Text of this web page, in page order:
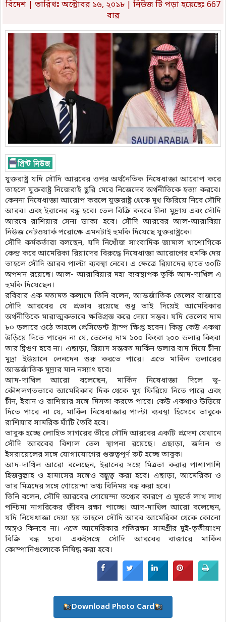
বিদেশ | তারিখঃ অক্টোবর ১৬, ২০১৮ | নিউজ টি পড়া হয়েছেঃ 667
বার
যুক্তরাষ্ট্র যদি সৌদি আরবের ওপর অর্থনৈতিক নিষেধাজ্ঞা আরোপ করে
তাহলে যুক্তরাষ্ট্র নিজেরাই ছুরি মেরে নিজেদের অর্থনীতিকে হত্যা করবে।
কেননা নিষেধাজ্ঞা আরোপ করলে যুক্তরাষ্ট্র থেকে মুখ ফিরিয়ে নিবে সৌদি
আরব। এবং ইরানের বন্ধু হবে। তেল বিক্রি করবে চীনা মুদ্রায় এবং সৌদি
আরবে রাশিয়ার সেনা ডাকা হবে। সৌদি আরবের আল-আরাবিয়া
নিউজ নেটওয়ার্ক পরোক্ষে এমনটাই হুমকি দিয়েছে যুক্তরাষ্ট্রকে।
সৌদি কর্মকর্তারা বলছেন, যদি নিখোঁজ সাংবাদিক জামাল খাশোগিকে
কেন্দ্র করে আমেরিকা রিয়াদের বিরুদ্ধে নিষেধাজ্ঞা আরোপের হুমকি দেয়
তাহলে সৌদি আরব পাল্টা ব্যবস্থা নেবে। এ ক্ষেত্রে রিয়াদের হাতে ৩০টি
অপশন রয়েছে। আল- আরাবিয়ার মহা ব্যবস্থাপক তুর্কি আদ-দাখিল এ
হুমকি দিয়েছেন।
রবিবার এক মতামত কলামে তিনি বলেন, আন্তর্জাতিক তেলের বাজারে
সৌদি আরবের যে প্রভাব রয়েছে শুধু তাই দিয়েই আমেরিকার
অর্থনীতিকে মারাত্মকভাবে ক্ষতিগ্রস্ত করে দেয়া সম্ভব। যদি তেলের দাম
৮০ ডলারে ওঠে তাহলে প্রেসিডেন্ট ট্রাম্প ক্ষিপ্ত হবেন। কিন্তু কেউ একথা
উড়িয়ে দিতে পারেন না যে, তেলের দাম ১০০ কিংবা ২০০ ডলার কিংবা
তার দ্বিগুণ হবে না। এছাড়া, রিয়াদ সম্ভবত মার্কিন ডলার বাদ দিয়ে চীনা
মুদ্রা ইউয়ানে লেনদেন শুরু করতে পারে। এতে মার্কিন ডলারের
আন্তর্জাতিক মুদ্রার মান নস্যাৎ হবে।
আদ-দাখিল আরো বলেছেন, মার্কিন নিষেধাজ্ঞা দিলে ভূ-
কৌশলগতভাবে আমেরিকার দিক থেকে মুখ ফিরিয়ে নিতে পারে এবং
চীন, ইরান ও রাশিয়ার সঙ্গে মিত্রতা করতে পারে। কেউ একথাও উড়িয়ে
দিতে পারে না যে, মার্কিন নিষেধাজ্ঞার পাল্টা ব্যবস্থা হিসেবে তাবুকে
রাশিয়ার সামরিক ঘাঁটি তৈরি হবে।
তাবুক হচ্ছে লোহিত সাগরের তীরে সৌদি আরবের একটি প্রদেশ যেখানে
সৌদি আরবের বিশাল তেল স্থাপনা রয়েছে। এছাড়া, জর্দান ও
ইসরায়েলের সঙ্গে যোগাযোগের গুরুত্বপূর্ণ রুট হচ্ছে তাবুক।
আদ-দাখিল আরো বলেছেন, ইরানের সঙ্গে মিত্রতা করার পাশাপাশি
হিজবুল্লাহ ও হামাসের সঙ্গেও বন্ধুত্ব করা হবে। এছাড়া, আমেরিকা ও
তার মিত্রদের সঙ্গে গোয়েন্দা তথ্য বিনিময় বন্ধ করা হবে।
তিনি বলেন, সৌদি আরবের গোয়েন্দা তথ্যের কারণে এ মুহর্তে লাখ লাখ
পশ্চিমা নাগরিকের জীবন রক্ষা পাচ্ছে। আদ-দাখিল আরো বলেছেন,
যদি নিষেধাজ্ঞা দেয়া হয় তাহলে সৌদি আরব আমেরিকা থেকে কোনো
অস্ত্রও কিনবে না। এতে আমেরিকার প্রতিরক্ষা সামগ্রীর দুই-তৃতীয়াংশ
বিক্রি বন্ধ হবে। একইসঙ্গে সৌদি আরবের বাজারে মার্কিন
কোম্পানিগুলোকে নিষিদ্ধ করা হবে।
Download Photo Card